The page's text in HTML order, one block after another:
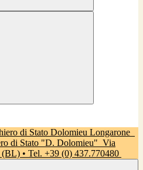
di Stato "D. Dolomieu" Via
• Tel. +39 (0) 437.770480